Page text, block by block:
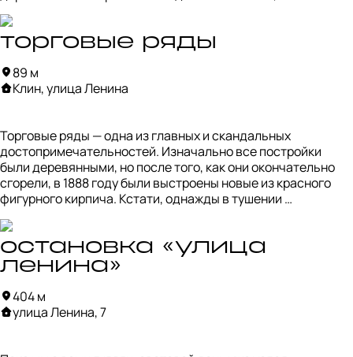
оставлен Аркадием Петровичем перед уходом на фронт,
откуда он уже не вернулся.
В Клину писатель оказался совершенно случайно: был
проездом и поддался внутреннему порыву «нужно
остаться». Обосновавшись, спустя несколько лет именно
чердаке дома до сих пор висит знаменитое колесо с
привязанными банками, которое использовали ребята.
торговые ряды
89 м
Клин, улица Ленина
Торговые ряды — одна из главных и скандальных
достопримечательностей. Изначально все постройки
были деревянными, но после того, как они окончательно
сгорели, в 1888 году были выстроены новые из красного
фигурного кирпича. Кстати, однажды в тушении
деревянных торговых рядов принимал участие гуляющий
мимо П. И. Чайковский. Вот такие они — развлечения в
уездных городках.
В советские годы торговые ряды пришли в упадок, затем
пострадали от новодельного креатива, но в начале 2000-х
их комплексно отреставрировали.
остановка «улица
ленина»
404 м
улица Ленина, 7